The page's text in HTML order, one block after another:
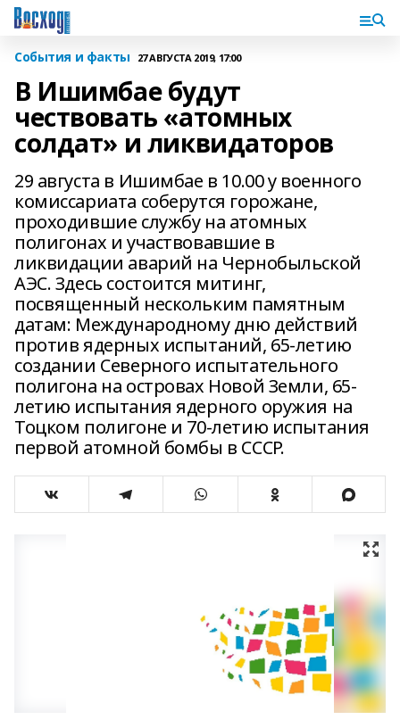
События и факты 27 АВГУСТА 2019, 17:00
В Ишимбае будут
чествовать «атомных
солдат» и ликвидаторов
29 августа в Ишимбае в 10.00 у военного
комиссариата соберутся горожане,
проходившие службу на атомных
полигонах и участвовавшие в
ликвидации аварий на Чернобыльской
АЭС. Здесь состоится митинг,
посвященный нескольким памятным
датам: Международному дню действий
против ядерных испытаний, 65-летию
создании Северного испытательного
полигона на островах Новой Земли, 65-
летию испытания ядерного оружия на
Тоцком полигоне и 70-летию испытания
первой атомной бомбы в СССР.